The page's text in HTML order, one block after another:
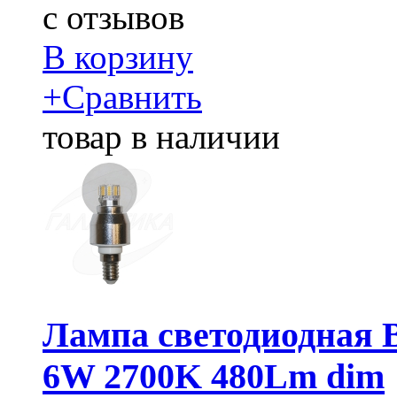
c отзывов
В корзину
+Сравнить
товар в наличии
Лампа светодиодная
6W 2700K 480Lm dim